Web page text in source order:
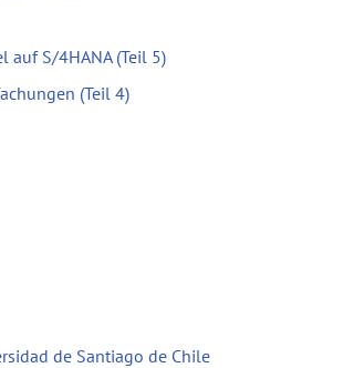
auf S/4HANA (Teil 5)
(Teil 4)
de Santiago de Chile